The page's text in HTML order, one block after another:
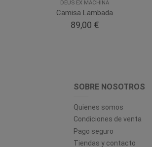
DEUS EX MACHINA
Camisa Lambada
89,00 €
SOBRE NOSOTROS
Quienes somos
Condiciones de venta
Pago seguro
Tiendas y contacto